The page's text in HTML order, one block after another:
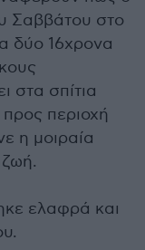
Σαββάτου στο
δύο 16χρονα
στα σπίτια
περιοχή
η μοιραία
ελαφρά και